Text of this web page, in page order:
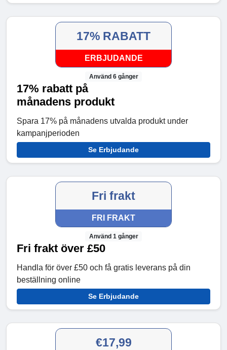
17% RABATT
ERBJUDANDE
Använd 6 gånger
17% rabatt på
månadens produkt
Spara 17% på månadens utvalda produkt under
kampanjperioden
Se Erbjudande
Fri frakt
FRI FRAKT
Använd 1 gånger
Fri frakt över £50
Handla för över £50 och få gratis leverans på din
beställning online
Se Erbjudande
€17,99